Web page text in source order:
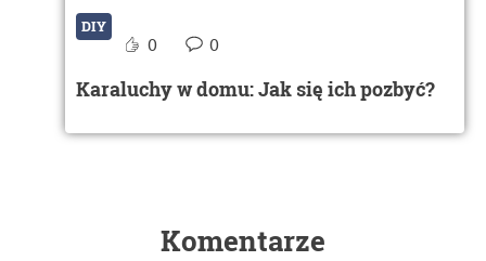
DIY
0 0
Karaluchy w domu: Jak się ich pozbyć?
Komentarze